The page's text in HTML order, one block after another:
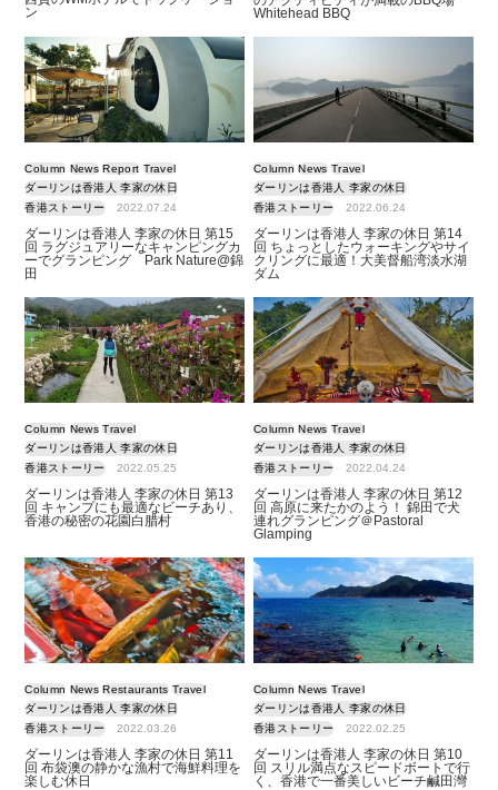
ン
Whitehead BBQ
Column News Report Travel
ダーリンは香港人 李家の休日
香港ストーリー
2022.07.24
ダーリンは香港人 李家の休日 第15
回 ラグジュアリーなキャンピングカ
ーでグランピング Park Nature@錦
田
Column News Travel
ダーリンは香港人 李家の休日
香港ストーリー
2022.06.24
ダーリンは香港人 李家の休日 第14
回 ちょっとしたウォーキングやサイ
クリングに最適！大美督船湾淡水湖
ダム
Column News Travel
ダーリンは香港人 李家の休日
香港ストーリー
2022.05.25
ダーリンは香港人 李家の休日 第13
回 キャンプにも最適なビーチあり、
香港の秘密の花園白腊村
Column News Travel
ダーリンは香港人 李家の休日
香港ストーリー
2022.04.24
ダーリンは香港人 李家の休日 第12
回 高原に来たかのよう！ 錦田で犬
連れグランピング＠Pastoral
Glamping
Column News Restaurants Travel
ダーリンは香港人 李家の休日
香港ストーリー
2022.03.26
ダーリンは香港人 李家の休日 第11
回 布袋澳の静かな漁村で海鮮料理を
楽しむ休日
Column News Travel
ダーリンは香港人 李家の休日
香港ストーリー
2022.02.25
ダーリンは香港人 李家の休日 第10
回 スリル満点なスピードボートで行
く、香港で一番美しいビーチ鹹田灣